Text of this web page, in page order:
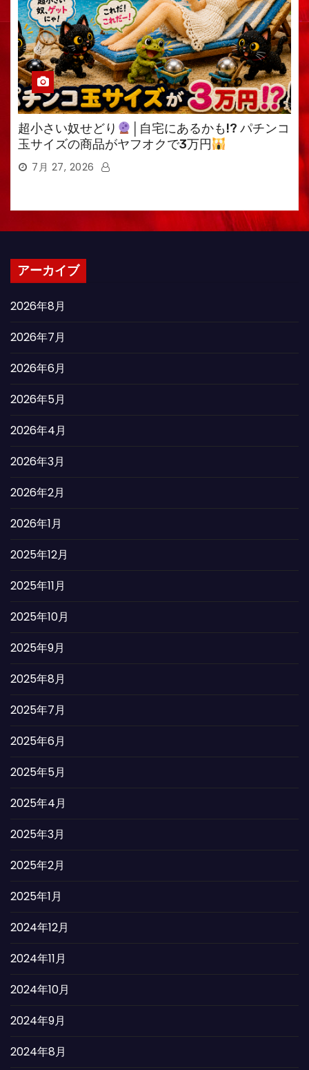
超小さい奴せどり
│自宅にあるかも!? パチンコ
玉サイズの商品がヤフオクで3万円
7月 27, 2026
アーカイブ
2026年8月
2026年7月
2026年6月
2026年5月
2026年4月
2026年3月
2026年2月
2026年1月
2025年12月
2025年11月
2025年10月
2025年9月
2025年8月
2025年7月
2025年6月
2025年5月
2025年4月
2025年3月
2025年2月
2025年1月
2024年12月
2024年11月
2024年10月
2024年9月
2024年8月